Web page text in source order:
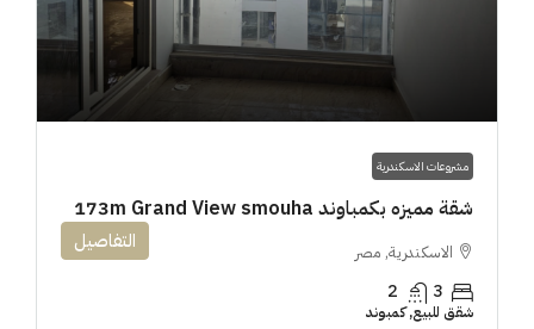
مشروعات الاسكندرية
شقة مميزه بكمباوند 173m Grand View smouha
الاسكندرية, مصر
3
2
شقق للبيع, كمبوند
التفاصيل